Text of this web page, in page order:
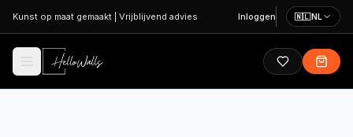
Ga naar hoofdinhoud
Kunst op maat gemaakt Vrijblijvend advies Inloggen 🇳🇱NL